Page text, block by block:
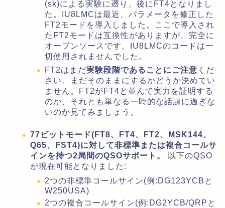
(sk)による実験に遡り、後にFT4となりまし
た。IU8LMCは最近、パラメータを修正した
FT2モードを導入しました。ここで導入され
たFT2モードは互換性がありますが、完全に
オープンソースです。IU8LMCのコードは一
切使用されませんでした。
FT2はまだ実験段階であることにご注意 くだ
さい。まだそのままにするかどうか決めてい
ません。FT2がFT4と並んで実力を証明する
のか、それとも単なる一時的な話題に過ぎな
いのか見てみましょう。
77ビットモード(FT8、FT4、FT2、MSK144、
Q65、FST4)に対して非標準または複合コールサ
インを持つ2局間のQSOサポート。
以下のQSO
が現在可能となりました:
2つの非標準コールサイン(例:DG123YCBと
W250USA)
2つの複合コールサイン(例:DG2YCB/QRPと